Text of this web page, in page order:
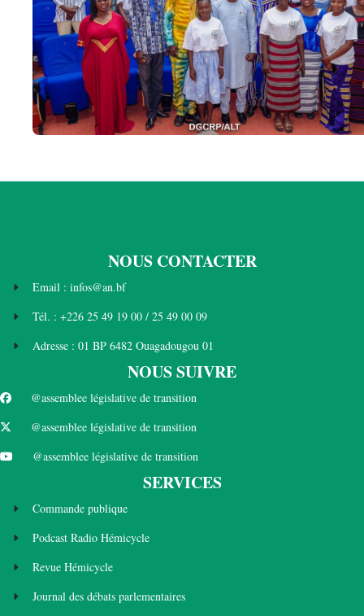
NOUS CONTACTER
Email : infos@an.bf
Tél. : +226 25 49 19 00 / 25 49 00 09
Adresse : 01 BP 6482 Ouagadougou 01
NOUS SUIVRE
@assemblee législative de transition
@assemblee législative de transition
@assemblee législative de transition
SERVICES
Commande publique
Podcast Radio Hémicycle
Revue Hémicycle
Journal des débats parlementaires